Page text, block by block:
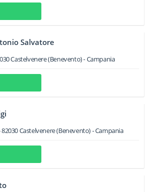
Salvatore
Castelvenere(Benevento) -Campania
82030Castelvenere(Benevento) -Campania